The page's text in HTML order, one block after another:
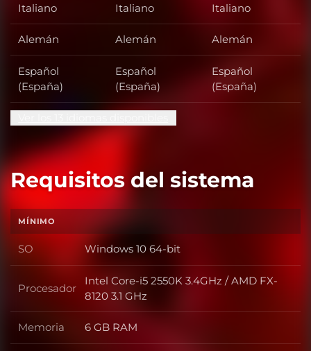
Italiano Italiano Italiano
Alemán Alemán Alemán
Español
(España)
Español
(España)
Español
(España)
Requisitos del sistema
MÍNIMO
SO SO
Windows 10 64-bit
Procesador Procesador
Intel Core-i5 2550K 3.4GHz / AMD FX-
8120 3.1 GHz
Memoria Memoria
6 GB RAM